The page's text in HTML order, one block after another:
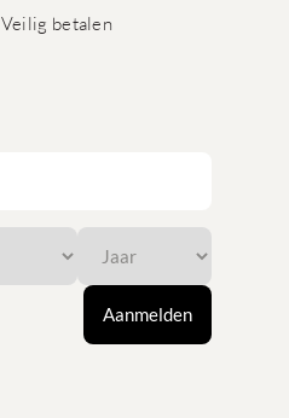
Veilig betalen
Aanmelden